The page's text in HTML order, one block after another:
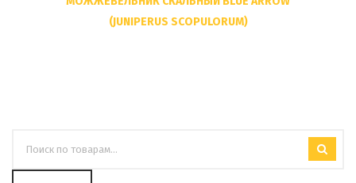
(JUNIPERUS SCOPULORUM)